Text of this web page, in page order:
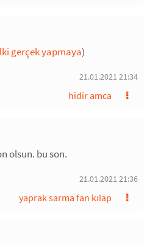
gerçek yapmaya)
21.01.2021 21:34
hidir amca
olsun. bu son.
21.01.2021 21:36
yaprak sarma fan kılap